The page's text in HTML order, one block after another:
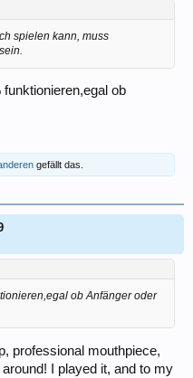
spielen kann, muss
ob
gefällt das.
ob Anfänger oder
professional mouthpiece,
I played it, and to my